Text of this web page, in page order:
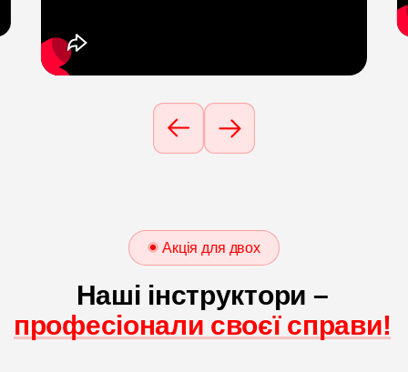
Акція для двох
Наші інструктори –
професіонали своєї справи!